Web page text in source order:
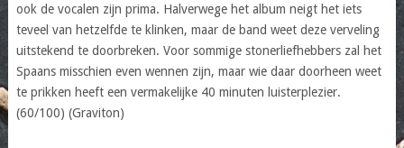
ook de vocalen zijn prima. Halverwege het album neigt het iets
teveel van hetzelfde te klinken, maar de band weet deze verveling
uitstekend te doorbreken. Voor sommige stonerliefhebbers zal het
Spaans misschien even wennen zijn, maar wie daar doorheen weet
te prikken heeft een vermakelijke 40 minuten luisterplezier.
(60/100) (Graviton)